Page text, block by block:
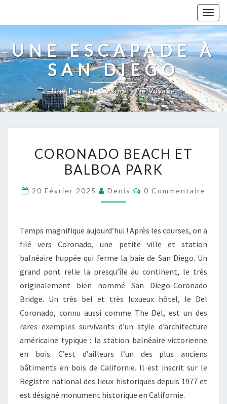
UNE ESCAPADE À
SAN DIEGO
Une Page Des Carnets De Voyage
BEACH
ET
CORONADO BEACH ET
BALBOA PARK
20 Février 2025 Denis Commentaires
0 Commentaire
Temps magnifique aujourd’hui ! Après les courses, on a
filé vers Coronado, une petite ville et station
balnéaire huppée qui ferme la baie de San Diego. Un
grand pont relie la presqu’île au continent, le très
originalement bien nommé San Diego-Coronado
Bridge. Un très bel et très luxueux hôtel, le Del
Coronado, connu aussi comme The Del, est un des
rares exemples survivants d’un style d’architecture
américaine typique : la station balnéaire victorienne
en bois. C’est d’ailleurs l’un des plus anciens
bâtiments en bois de Californie. Il est inscrit sur le
Registre national des lieux historiques depuis 1977 et
est désigné monument historique en Californie.